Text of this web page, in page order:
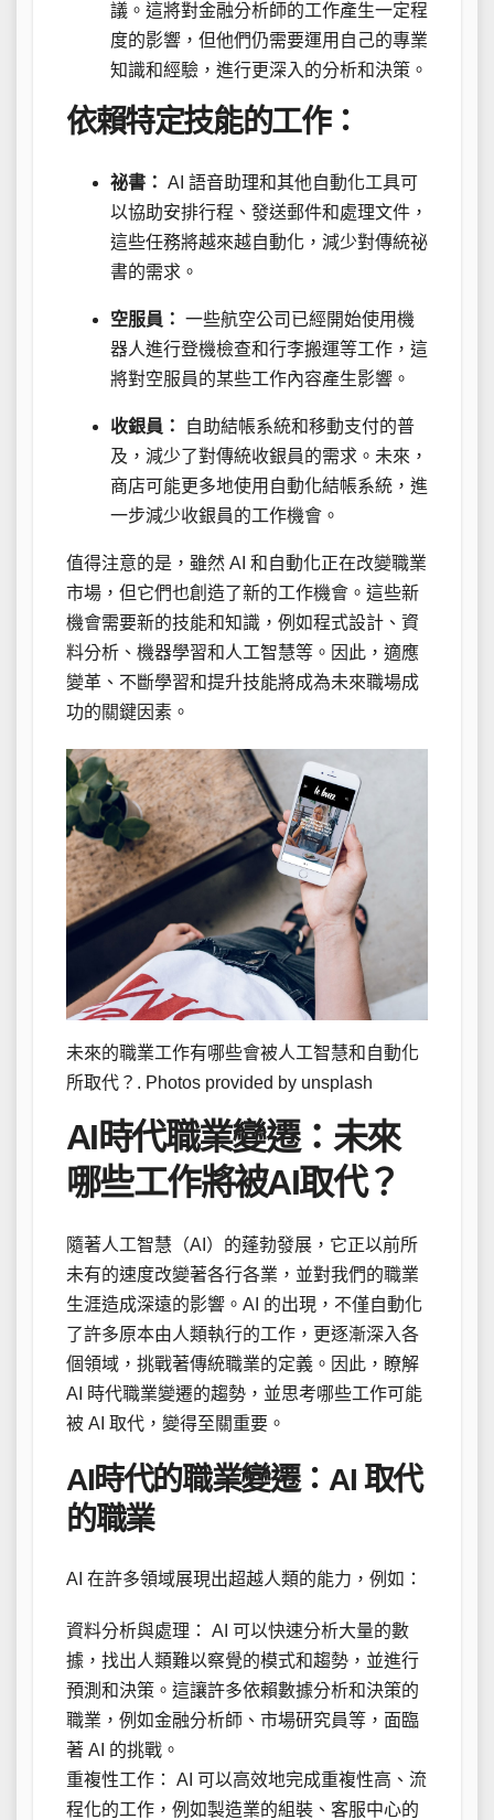
議。這將對金融分析師的工作產生一定程
度的影響，但他們仍需要運用自己的專業
知識和經驗，進行更深入的分析和決策。
依賴特定技能的工作：
祕書： AI 語音助理和其他自動化工具可
以協助安排行程、發送郵件和處理文件，
這些任務將越來越自動化，減少對傳統祕
書的需求。
空服員： 一些航空公司已經開始使用機
器人進行登機檢查和行李搬運等工作，這
將對空服員的某些工作內容產生影響。
收銀員：
自助結帳系統和移動支付的普
及，減少了對傳統收銀員的需求。未來，
商店可能更多地使用自動化結帳系統，進
一步減少收銀員的工作機會。
值得注意的是，雖然 AI 和自動化正在改變職業
市場，但它們也創造了新的工作機會。這些新
機會需要新的技能和知識，例如程式設計、資
料分析、機器學習和人工智慧等。因此，適應
變革、不斷學習和提升技能將成為未來職場成
功的關鍵因素。
未來的職業工作有哪些會被人工智慧和自動化
所取代？. Photos provided by unsplash
AI時代職業變遷：未來
哪些工作將被AI取代？
隨著人工智慧（AI）的蓬勃發展，它正以前所
未有的速度改變著各行各業，並對我們的職業
生涯造成深遠的影響。AI 的出現，不僅自動化
了許多原本由人類執行的工作，更逐漸深入各
個領域，挑戰著傳統職業的定義。因此，瞭解
AI 時代職業變遷的趨勢，並思考哪些工作可能
被 AI 取代，變得至關重要。
AI時代的職業變遷：AI 取代
的職業
AI 在許多領域展現出超越人類的能力，例如：
資料分析與處理： AI 可以快速分析大量的數
據，找出人類難以察覺的模式和趨勢，並進行
預測和決策。這讓許多依賴數據分析和決策的
職業，例如金融分析師、市場研究員等，面臨
著 AI 的挑戰。
重複性工作： AI 可以高效地完成重複性高、流
程化的工作，例如製造業的組裝、客服中心的